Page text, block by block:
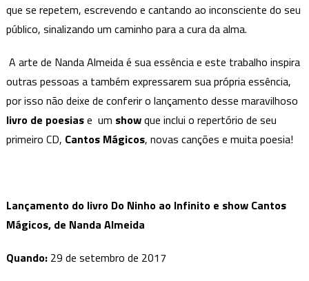
livro
Do
ao
infinito
que se repetem, escrevendo e cantando ao inconsciente do seu
público, sinalizando um caminho para a cura da alma.
A arte de Nanda Almeida é sua essência e este trabalho inspira
outras pessoas a também expressarem sua própria essência,
por isso não deixe de conferir o lançamento desse maravilhoso
livro de poesiase um showque inclui o repertório de seu
primeiro CD, Cantos Mágicos, novas canções e muita poesia!
Lançamento do livro Do Ninho ao Infinito e show Cantos
Mágicos, de Nanda Almeida
Quando:29 de setembro de 2017